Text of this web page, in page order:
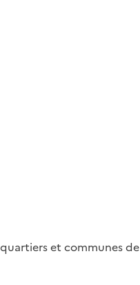
et communes